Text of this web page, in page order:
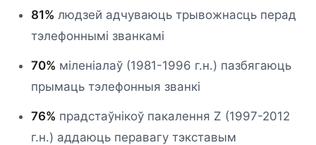
81% людзей адчуваюць трывожнасць перад
тэлефоннымі званкамі
70% міленіалаў (1981-1996 г.н.) пазбягаюць
прымаць тэлефонныя званкі
76% прадстаўнікоў пакалення Z (1997-2012
г.н.) аддаюць перавагу тэкставым